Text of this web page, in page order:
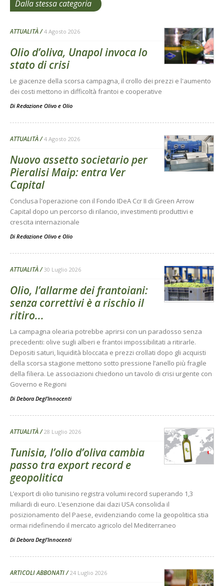
Dalla stessa categoria
ATTUALITÀ 4 Agosto 2026
Olio d’oliva, Unapol invoca lo
stato di crisi
Le giacenze della scorsa campagna, il crollo dei prezzi e l'aumento
dei costi mettono in difficoltà frantoi e cooperative
Di Redazione Olivo e Olio
ATTUALITÀ 4 Agosto 2026
Nuovo assetto societario per
Pieralisi Maip: entra Ver
Capital
Conclusa l'operazione con il Fondo IDeA Ccr II di Green Arrow
Capital dopo un percorso di rilancio, investimenti produttivi e
crescita internazionale
Di Redazione Olivo e Olio
ATTUALITÀ 30 Luglio 2026
Olio, l’allarme dei frantoiani:
senza correttivi è a rischio il
ritiro...
La campagna olearia potrebbe aprirsi con un paradosso senza
precedenti: olive sugli alberi e frantoi impossibilitati a ritirarle.
Depositi saturi, liquidità bloccata e prezzi crollati dopo gli acquisti
della scorsa stagione mettono sotto pressione l’anello più fragile
della filiera. Le associazioni chiedono un tavolo di crisi urgente con
Governo e Regioni
Di Debora Degl’Innocenti
ATTUALITÀ 28 Luglio 2026
Tunisia, l’olio d’oliva cambia
passo tra export record e
geopolitica
L’export di olio tunisino registra volumi record superando 1,3
miliardi di euro. L’esenzione dai dazi USA consolida il
posizionamento del Paese, evidenziando come la geopolitica stia
ormai ridefinendo il mercato agricolo del Mediterraneo
Di Debora Degl’Innocenti
ARTICOLI ABBONATI 24 Luglio 2026